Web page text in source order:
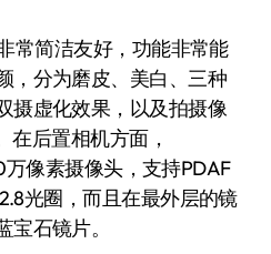
简洁友好，功能非常能
，分为磨皮、美白、三种
摄虚化效果，以及拍摄像
在后置相机方面，
像素摄像头，支持PDAF
光圈，而且在最外层的镜
石镜片。